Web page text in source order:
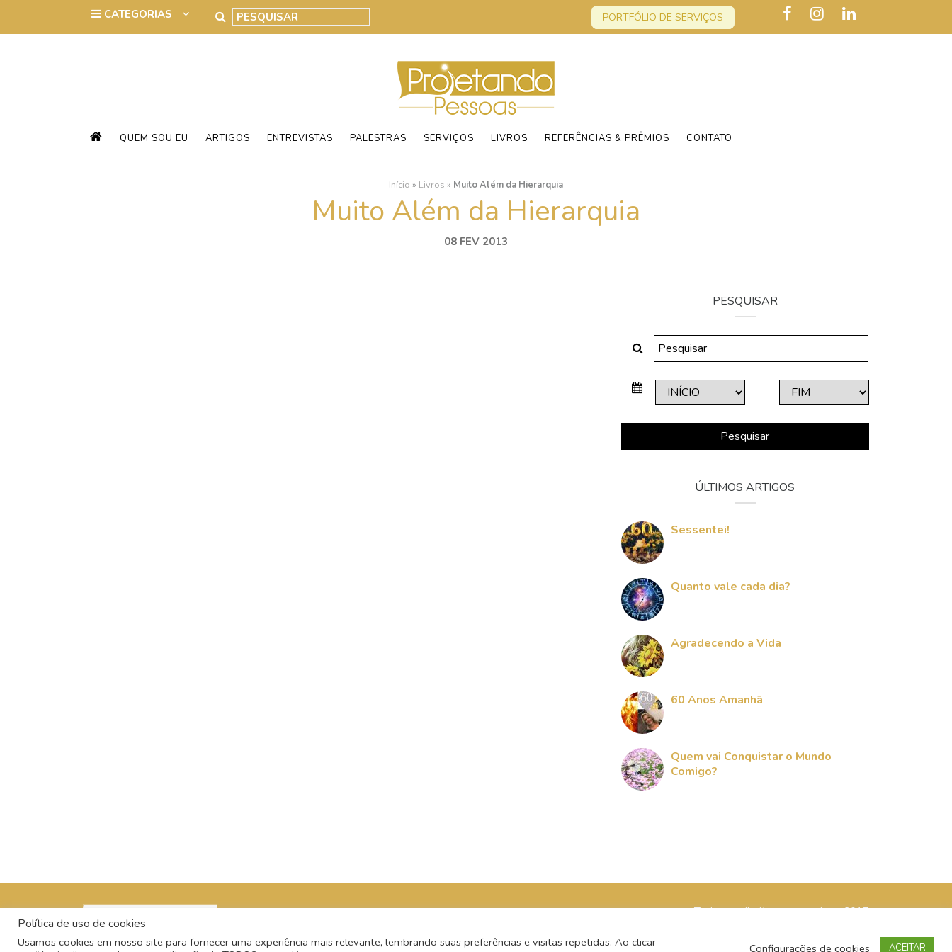
PORTFÓLIO DE SERVIÇOS
QUEM SOU EU ARTIGOS ENTREVISTAS PALESTRAS SERVIÇOS LIVROS REFERÊNCIAS & PRÊMIOS CONTATO
Início » Livros » Muito Além da Hierarquia
Muito Além da Hierarquia
08 FEV 2013
PESQUISAR
Pesquisar
ÚLTIMOS ARTIGOS
Sessentei!
Quanto vale cada dia?
Agradecendo a Vida
60 Anos Amanhã
Quem vai Conquistar o Mundo
Comigo?
Todos os direitos reservados - 2017
Política de uso de cookies
Usamos cookies em nosso site para fornecer uma experiência mais relevante, lembrando suas preferências e visitas repetidas. Ao clicar
Configurações de cookies ACEITAR